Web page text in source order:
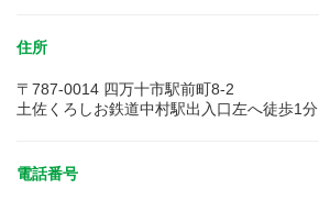
住所
〒787-0014 四万十市駅前町8-2
土佐くろしお鉄道中村駅出入口左へ徒歩1分
電話番号